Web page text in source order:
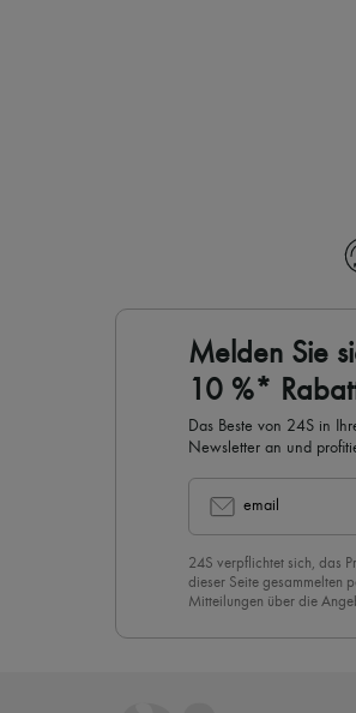
Melden Sie
10 %*
Das Beste von 24S in
Newsletter an und
email
24S verpflichtet sich, das
dieser Seite gesammelten
Mitteilungen über die
stimmen Sie unserer